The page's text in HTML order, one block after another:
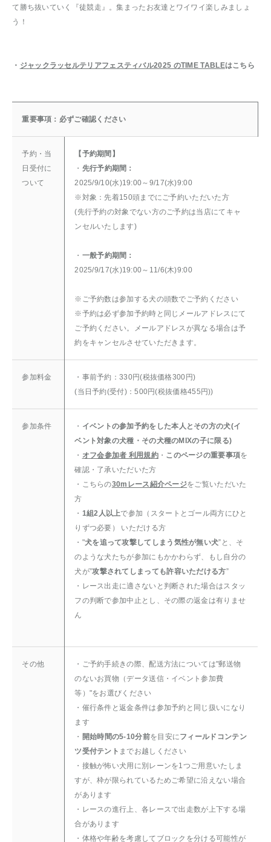
て勝ち抜いていく『徒競走』。集まったお友達とワイワイ楽しみましょ
う！
・ ジャックラッセルテリアフェスティバル2025 のTIME TABLEはこちら
重要事項：必ずご確認ください
予約・当
日受付に
ついて
【予約期間】
・ 先行予約期間：
2025/9/10(水)19:00～9/17(水)9:00
※対象：先着150頭までにご予約いただいた方
(先行予約の対象でない方のご予約は当店にてキャ
ンセルいたします)
・ 一般予約期間：
2025/9/17(水)19:00～11/6(木)9:00
※ご予約数は参加する犬の頭数でご予約ください
※予約は必ず参加予約時と同じメールアドレスにて
ご予約ください。メールアドレスが異なる場合は予
約をキャンセルさせていただきます。
参加料金
・事前予約：330円(税抜価格300円)
(当日予約(受付)：500円(税抜価格455円))
参加条件 ・ イベントの参加予約をした本人とその方の犬(イ
ベント対象の犬種・その犬種のMIXの子に限る)
・ オフ会参加者 利用規約・ このページの重要事項を
確認・了承いただいた方
・こちらの30mレース紹介ページをご覧いただいた
方
・ 1組2人以上で参加（スタートとゴール両方にひと
りずつ必要） いただける方
・"犬を追って攻撃してしまう気性が無い犬”と、そ
のような犬たちが参加にもかかわらず、もし自分の
犬が”攻撃されてしまっても許容いただける方”
・レース出走に適さないと判断された場合はスタッ
フの判断で参加中止とし、その際の返金は有りませ
ん
その他
・ご予約手続きの際、配送方法については"郵送物
のないお買物（データ送信・イベント参加費
等）"をお選びください
・催行条件と返金条件は参加予約と同じ扱いになり
ます
・ 開始時間の5-10分前を目安にフィールドコンテン
ツ受付テント までお越しください
・接触が怖い犬用に別レーンを1つご用意いたしま
すが、枠が限られているためご希望に沿えない場合
があります
・レースの進行上、各レースで出走数が上下する場
合があります
・体格や年齢を考慮してブロックを分ける可能性が